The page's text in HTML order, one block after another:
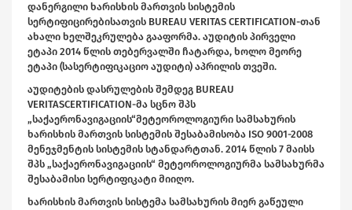
დანერგილი ხარისხის მართვის სისტემის
სერტიფიცირებისათვის BUREAU VERITAS CERTIFICATION-თან
ახალი ხელშეკრულება გააფორმა. აუდიტის პირველი
ეტაპი 2014 წლის თებერვალში ჩატარდა, ხოლო მეორე
ეტაპი (სასერტიფიკაციო აუდიტი) აპრილის თვეში.
აუდიტების დასრულების შემდეგ BUREAU
VERITASCERTIFICATION-მა სცნო შპს
„საქაერონავიგაციის“მეტეოროლოგიური სამსახურის
ხარისხის მართვის სისტემის შესაბამისობა ISO 9001-2008
მენეჯმენტის სისტემის სტანდარტთან. 2014 წლის 7 მაისს
შპს „საქაერონავიგაციის“ მეტეოროლოგიურმა სამსახურმა
შესაბამისი სერტიფიკატი მიიღო.
ხარისხის მართვის სისტემა სამსახურის მიერ გაწეული